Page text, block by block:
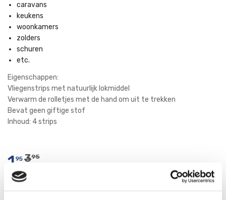
caravans
keukens
woonkamers
zolders
schuren
etc.
Eigenschappen:
Vliegenstrips met natuurlijk lokmiddel
Verwarm de rolletjes met de hand om uit te trekken
Bevat geen giftige stof
Inhoud: 4 strips
1 95 395